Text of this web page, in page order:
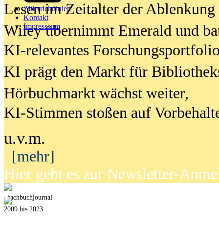
Zitierrichtlinien
Kontakt
Impresssum
Lesen im Zeitalter der Ablenkung
Wiley übernimmt Emerald und
KI-relevantes
KI prägt den Markt für
Hörbuchmarkt wächst weiter,
KI-Stimmen stoßen auf
u.v.m.
[mehr]
Hier geht es zur Newsletter-
fachbuchjournal
2009 bis 2023